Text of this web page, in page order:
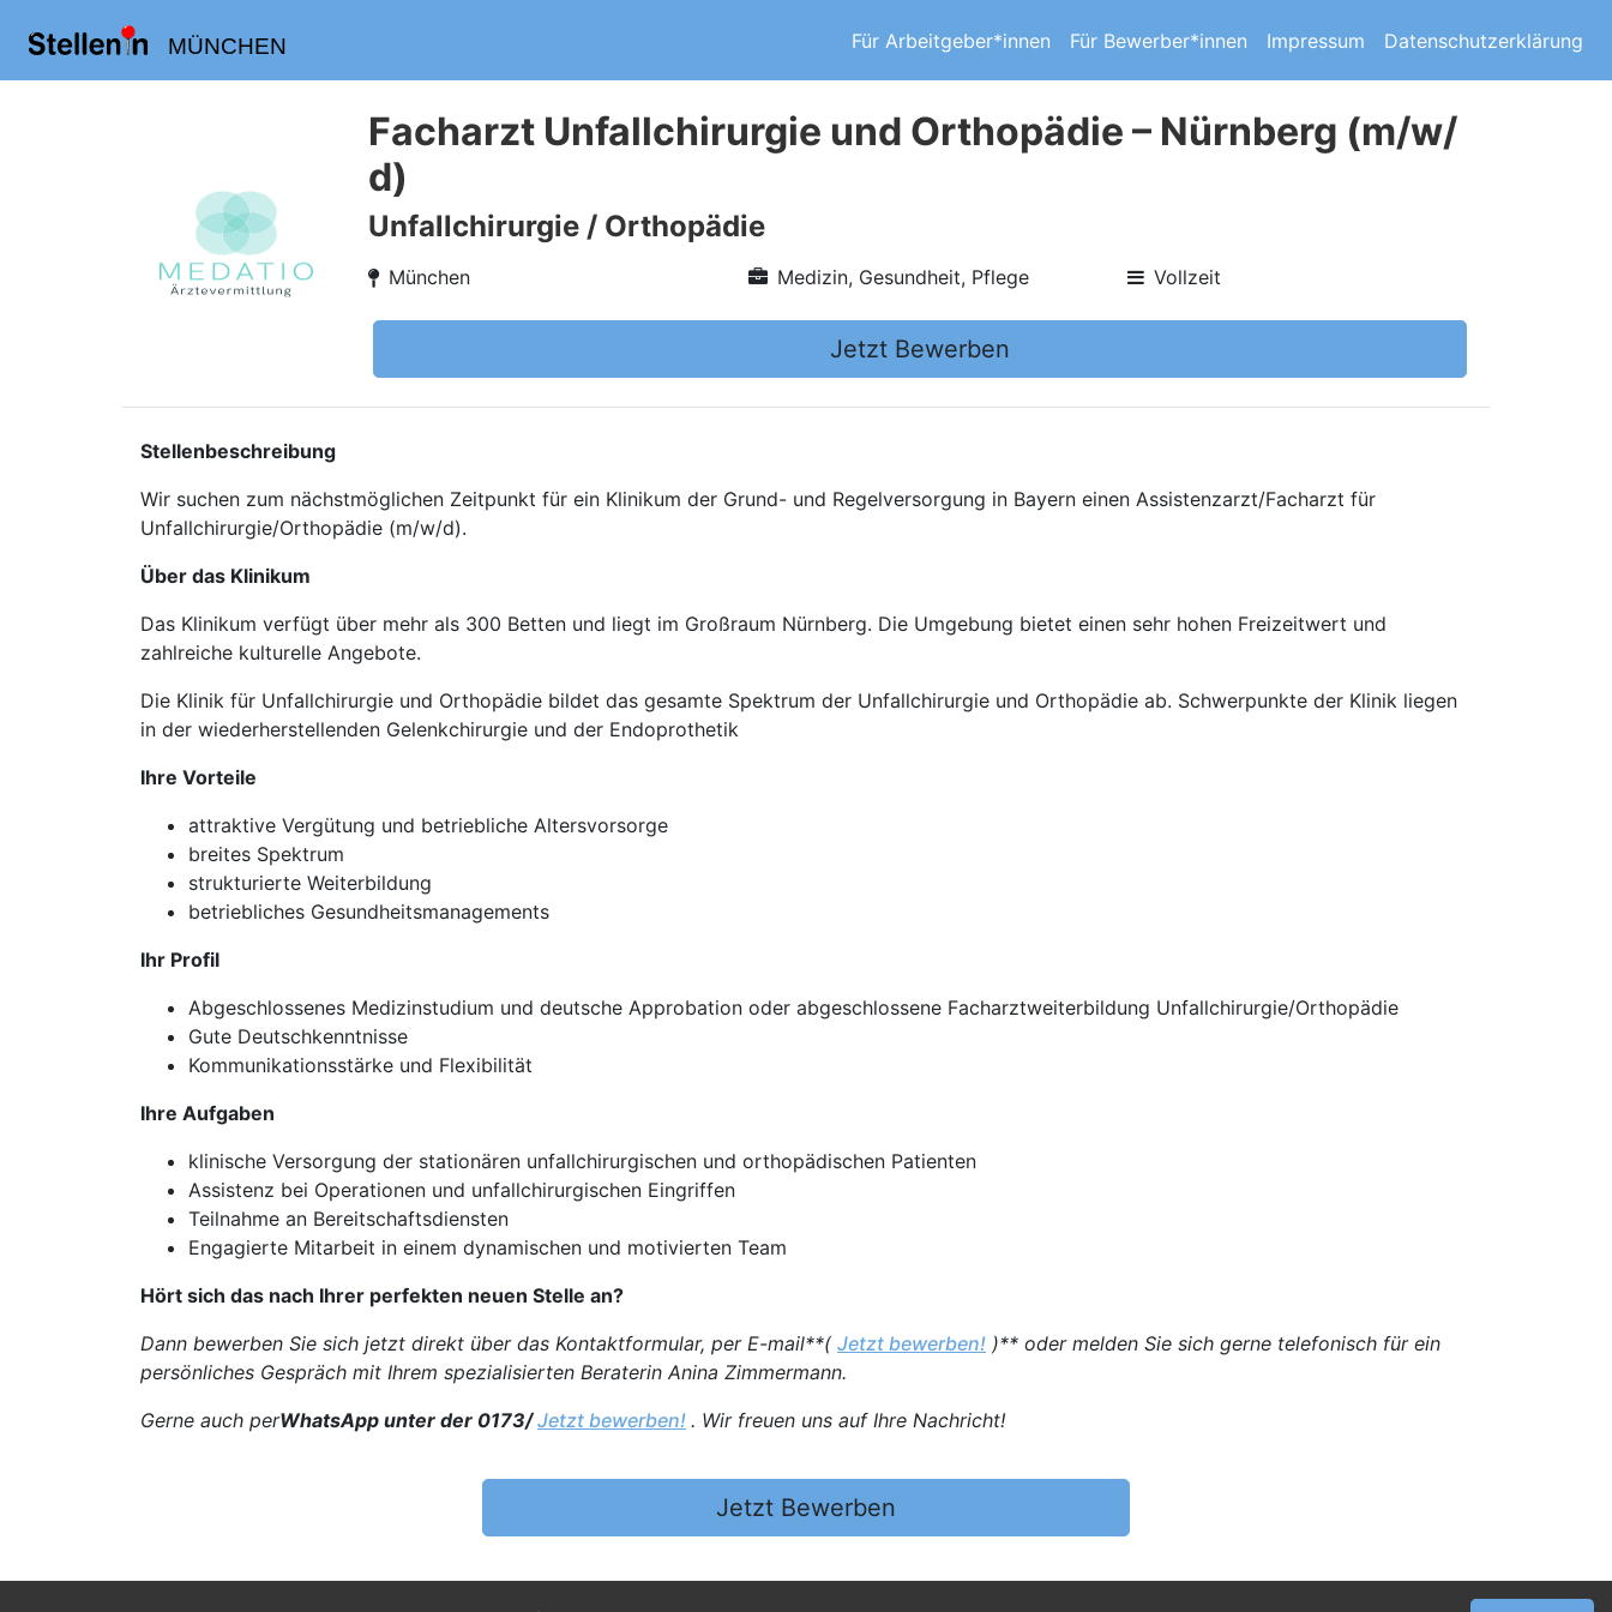
MÜNCHEN Für Arbeitgeber*innen Für Bewerber*innen Impressum Datenschutzerklärung
Facharzt Unfallchirurgie und Orthopädie – Nürnberg (m/w/
d)
Unfallchirurgie / Orthopädie
München Medizin, Gesundheit, Pflege Vollzeit
Jetzt Bewerben
Stellenbeschreibung
Wir suchen zum nächstmöglichen Zeitpunkt für ein Klinikum der Grund- und Regelversorgung in Bayern einen Assistenzarzt/Facharzt für
Unfallchirurgie/Orthopädie (m/w/d).
Über das Klinikum
Das Klinikum verfügt über mehr als 300 Betten und liegt im Großraum Nürnberg. Die Umgebung bietet einen sehr hohen Freizeitwert und
zahlreiche kulturelle Angebote.
Die Klinik für Unfallchirurgie und Orthopädie bildet das gesamte Spektrum der Unfallchirurgie und Orthopädie ab. Schwerpunkte der Klinik liegen
in der wiederherstellenden Gelenkchirurgie und der Endoprothetik
Ihre Vorteile
attraktive Vergütung und betriebliche Altersvorsorge
breites Spektrum
strukturierte Weiterbildung
betriebliches Gesundheitsmanagements
Ihr Profil
Abgeschlossenes Medizinstudium und deutsche Approbation oder abgeschlossene Facharztweiterbildung Unfallchirurgie/Orthopädie
Gute Deutschkenntnisse
Kommunikationsstärke und Flexibilität
Ihre Aufgaben
klinische Versorgung der stationären unfallchirurgischen und orthopädischen Patienten
Assistenz bei Operationen und unfallchirurgischen Eingriffen
Teilnahme an Bereitschaftsdiensten
Engagierte Mitarbeit in einem dynamischen und motivierten Team
Hört sich das nach Ihrer perfekten neuen Stelle an?
Dann bewerben Sie sich jetzt direkt über das Kontaktformular, per E-mail**( Jetzt bewerben! )** oder melden Sie sich gerne telefonisch für ein
persönliches Gespräch mit Ihrem spezialisierten Beraterin Anina Zimmermann.
Gerne auch perWhatsApp unter der 0173/Jetzt bewerben! . Wir freuen uns auf Ihre Nachricht!
Jetzt Bewerben